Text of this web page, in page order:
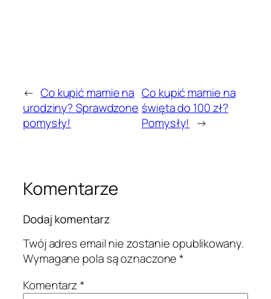
← Co kupić mamie na
urodziny? Sprawdzone
pomysły!
Co kupić mamie na
święta do 100 zł?
Pomysły! →
Komentarze
Dodaj komentarz
Twój adres email nie zostanie opublikowany.
Wymagane pola są oznaczone*
Komentarz*